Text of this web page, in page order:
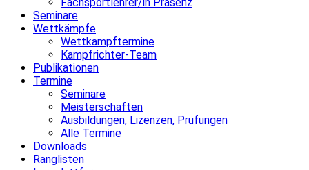
Seminare
Wettkämpfe
Wettkampftermine
Kampfrichter-Team
Publikationen
Termine
Seminare
Meisterschaften
Ausbildungen, Lizenzen, Prüfungen
Alle Termine
Downloads
Ranglisten